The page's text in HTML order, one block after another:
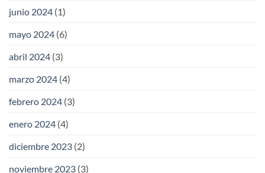
junio 2024 (1)
mayo 2024 (6)
abril 2024 (3)
marzo 2024 (4)
febrero 2024 (3)
enero 2024 (4)
diciembre 2023 (2)
noviembre 2023 (3)